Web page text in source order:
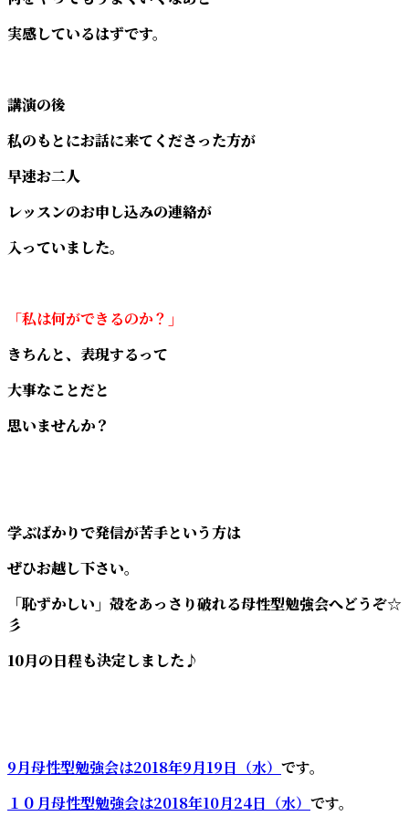
実感しているはずです。
講演の後
私のもとにお話に来てくださった方が
早速お二人
レッスンのお申し込みの連絡が
入っていました。
「私は何ができるのか？」
きちんと、表現するって
大事なことだと
思いませんか？
学ぶばかりで発信が苦手という方は
ぜひお越し下さい。
「恥ずかしい」殻をあっさり破れる母性型勉強会へどうぞ☆
彡
10月の日程も決定しました♪
9月母性型勉強会は2018年9月19日（水） です。
１０月母性型勉強会は2018年10月24日（水） です。